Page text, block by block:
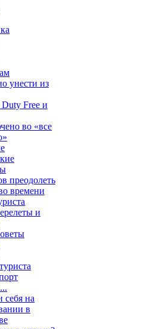
унести из
Free и
во «все
преодолеть
времени
и
себя на
в